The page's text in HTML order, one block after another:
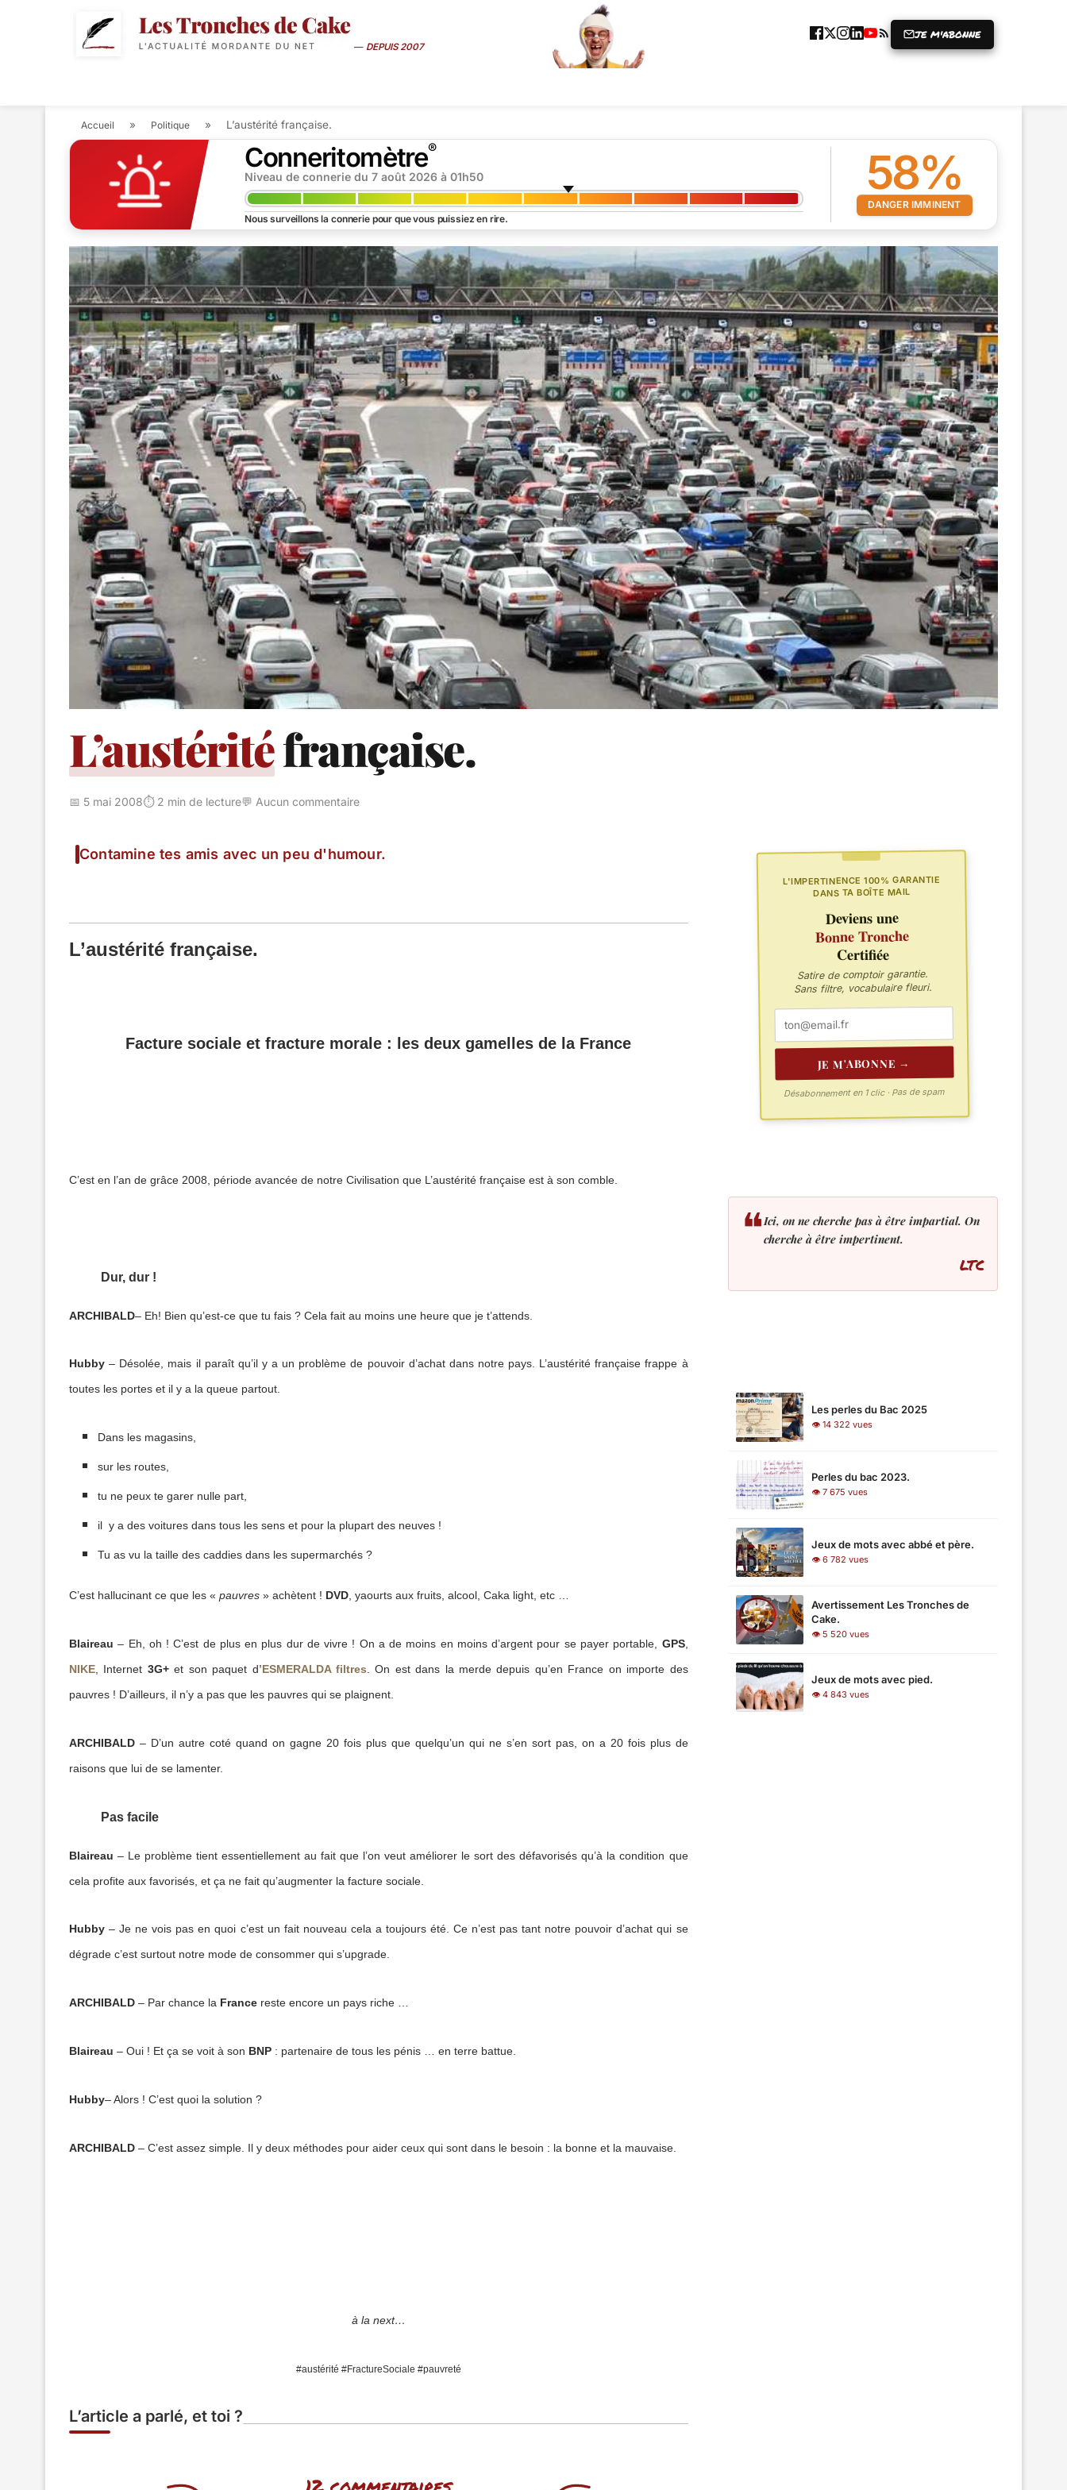
— DEPUIS 2007
JE M'ABONNE
Accueil » Politique » L’austérité française.
Conneritomètre®
Niveau de connerie du 7 août 2026 à 01h50
Nous surveillons la connerie pour que vous puissiez en rire.
58%
DANGER IMMINENT
L’austéritéfrançaise.
📅 5 mai 2008⏱️ 2 min de lecture💬 Aucun commentaire
Contamine tes amis avec un peu d'humour.
L’austérité française.
Facture sociale et fracture morale : les deux gamelles de la France
C’est en l’an de grâce 2008, période avancée de notre Civilisation que L’austérité française est à son comble.
Dur, dur !
ARCHIBALD– Eh! Bien qu’est-ce que tu fais ? Cela fait au moins une heure que je t’attends.
Hubby – Désolée, mais il paraît qu’il y a un problème de pouvoir d’achat dans notre pays. L’austérité française frappe à
toutes les portes et il y a la queue partout.
Dans les magasins,
sur les routes,
tu ne peux te garer nulle part,
il y a des voitures dans tous les sens et pour la plupart des neuves !
Tu as vu la taille des caddies dans les supermarchés ?
C’est hallucinant ce que les « pauvres » achètent ! DVD, yaourts aux fruits, alcool, Caka light, etc …
Blaireau – Eh, oh ! C’est de plus en plus dur de vivre ! On a de moins en moins d’argent pour se payer portable, GPS,
NIKE , Internet 3G+et son paquet d’ESMERALDA filtres . On est dans la merde depuis qu’en France on importe des
pauvres ! D’ailleurs, il n’y a pas que les pauvres qui se plaignent.
ARCHIBALD – D’un autre coté quand on gagne 20 fois plus que quelqu’un qui ne s’en sort pas, on a 20 fois plus de
raisons que lui de se lamenter.
Pas facile
Blaireau – Le problème tient essentiellement au fait que l’on veut améliorer le sort des défavorisés qu’à la condition que
cela profite aux favorisés, et ça ne fait qu’augmenter la facture sociale.
Hubby – Je ne vois pas en quoi c’est un fait nouveau cela a toujours été. Ce n’est pas tant notre pouvoir d’achat qui se
dégrade c’est surtout notre mode de consommer qui s’upgrade.
ARCHIBALD – Par chance la France reste encore un pays riche …
Blaireau – Oui ! Et ça se voit à son BNP : partenaire de tous les pénis … en terre battue.
Hubby– Alors ! C’est quoi la solution ?
ARCHIBALD – C’est assez simple. Il y deux méthodes pour aider ceux qui sont dans le besoin : la bonne et la mauvaise.
à la next…
#austérité #FractureSociale #pauvreté
L’article a parlé, et toi ?
L'IMPERTINENCE 100% GARANTIE
DANS TA BOÎTE MAIL
Deviens une
Bonne Tronche
Certifiée
Satire de comptoir garantie.
Sans filtre, vocabulaire fleuri.
JE M'ABONNE →
Désabonnement en 1 clic · Pas de spam
❝Ici, on ne cherche pas à être impartial. On
cherche à être impertinent.
LTC
Les perles du Bac 2025
👁 14 322 vues
Perles du bac 2023.
👁 7 675 vues
Jeux de mots avec abbé et père.
👁 6 782 vues
Avertissement Les Tronches de
Cake.
👁 5 520 vues
Jeux de mots avec pied.
👁 4 843 vues